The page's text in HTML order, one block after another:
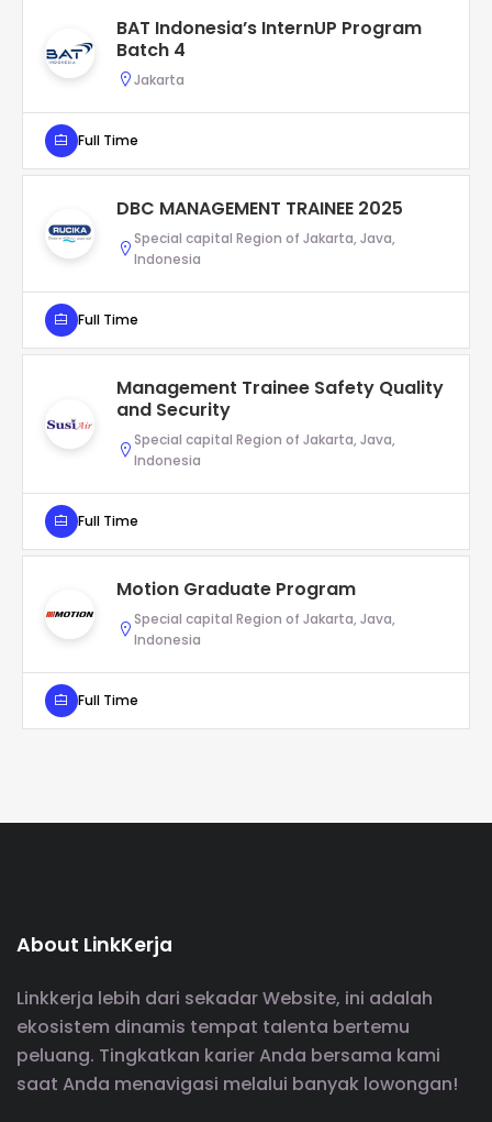
BAT Indonesia’s InternUP Program
Batch 4
Jakarta
Full Time
DBC MANAGEMENT TRAINEE 2025
Special capital Region of Jakarta, Java,
Indonesia
Full Time
Management Trainee Safety Quality
and Security
Special capital Region of Jakarta, Java,
Indonesia
Full Time
Motion Graduate Program
Special capital Region of Jakarta, Java,
Indonesia
Full Time
About LinkKerja
Linkkerja lebih dari sekadar Website, ini adalah
ekosistem dinamis tempat talenta bertemu
peluang. Tingkatkan karier Anda bersama kami
saat Anda menavigasi melalui banyak lowongan!